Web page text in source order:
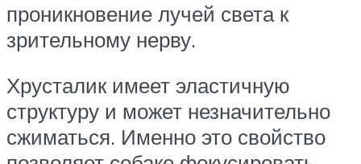
проникновение лучей света к
зрительному нерву.
Хрусталик имеет эластичную
структуру и может незначительно
сжиматься. Именно это свойство